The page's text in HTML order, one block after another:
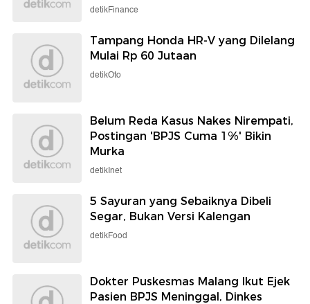
detikFinance
Tampang Honda HR-V yang Dilelang
Mulai Rp 60 Jutaan
detikOto
Belum Reda Kasus Nakes Nirempati,
Postingan 'BPJS Cuma 1%' Bikin
Murka
detikInet
5 Sayuran yang Sebaiknya Dibeli
Segar, Bukan Versi Kalengan
detikFood
Dokter Puskesmas Malang Ikut Ejek
Pasien BPJS Meninggal, Dinkes